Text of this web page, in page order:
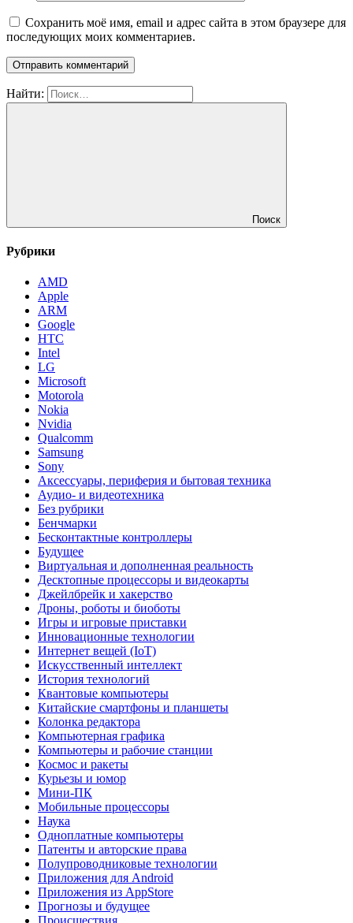
Сохранить моё имя, email и адрес сайта в этом браузере для
последующих моих комментариев.
Найти:
Поиск
Рубрики
AMD
Apple
ARM
Google
HTC
Intel
LG
Microsoft
Motorola
Nokia
Nvidia
Qualcomm
Samsung
Sony
Аксессуары, периферия и бытовая техника
Аудио- и видеотехника
Без рубрики
Бенчмарки
Бесконтактные контроллеры
Будущее
Виртуальная и дополненная реальность
Десктопные процессоры и видеокарты
Джейлбрейк и хакерство
Дроны, роботы и биоботы
Игры и игровые приставки
Инновационные технологии
Интернет вещей (IoT)
Искусственный интеллект
История технологий
Квантовые компьютеры
Китайские смартфоны и планшеты
Колонка редактора
Компьютерная графика
Компьютеры и рабочие станции
Космос и ракеты
Курьезы и юмор
Мини-ПК
Мобильные процессоры
Наука
Одноплатные компьютеры
Патенты и авторские права
Полупроводниковые технологии
Приложения для Android
Приложения из AppStore
Прогнозы и будущее